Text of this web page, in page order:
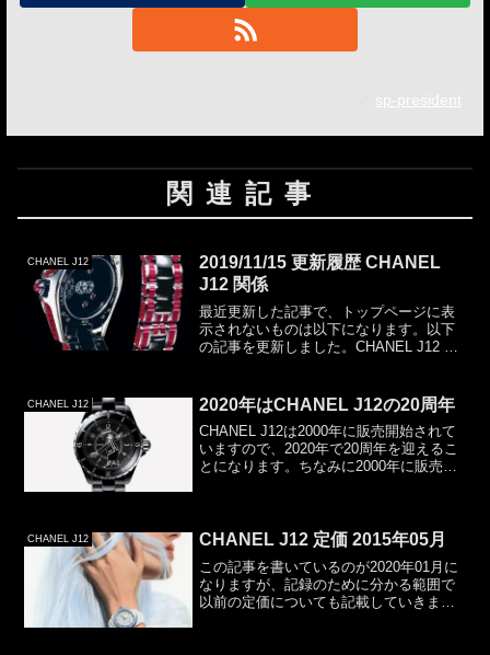
sp-president
関連記事
CHANEL J12
2019/11/15 更新履歴 CHANEL
J12 関係
最近更新した記事で、トップページに表
示されないものは以下になります。以下
の記事を更新しました。CHANEL J12 偽
事を公開しました。
CHANEL J12 2020年はCHANEL J12の20周年
CHANEL J12は2000年に販売開始されて
いますので、2020年で20周年を迎えるこ
とになります。ちなみに2000年に販売開
CHANEL J12 CHANEL J12 定価 2015年05月
この記事を書いているのが2020年01月に
なりますが、記録のために分かる範囲で
以前の定価についても記載していきま